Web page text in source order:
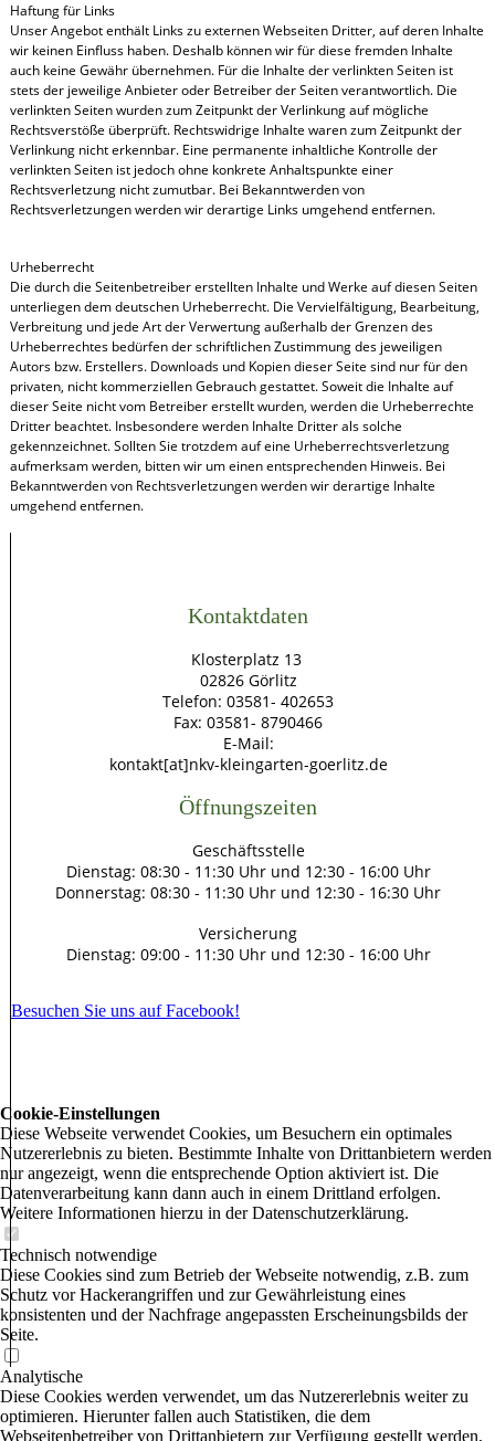
Haftung für Links
Unser Angebot enthält Links zu externen Webseiten Dritter, auf deren Inhalte
wir keinen Einfluss haben. Deshalb können wir für diese fremden Inhalte
auch keine Gewähr übernehmen. Für die Inhalte der verlinkten Seiten ist
stets der jeweilige Anbieter oder Betreiber der Seiten verantwortlich. Die
verlinkten Seiten wurden zum Zeitpunkt der Verlinkung auf mögliche
Rechtsverstöße überprüft. Rechtswidrige Inhalte waren zum Zeitpunkt der
Verlinkung nicht erkennbar. Eine permanente inhaltliche Kontrolle der
verlinkten Seiten ist jedoch ohne konkrete Anhaltspunkte einer
Rechtsverletzung nicht zumutbar. Bei Bekanntwerden von
Rechtsverletzungen werden wir derartige Links umgehend entfernen.
Urheberrecht
Die durch die Seitenbetreiber erstellten Inhalte und Werke auf diesen Seiten
unterliegen dem deutschen Urheberrecht. Die Vervielfältigung, Bearbeitung,
Verbreitung und jede Art der Verwertung außerhalb der Grenzen des
Urheberrechtes bedürfen der schriftlichen Zustimmung des jeweiligen
Autors bzw. Erstellers. Downloads und Kopien dieser Seite sind nur für den
privaten, nicht kommerziellen Gebrauch gestattet. Soweit die Inhalte auf
dieser Seite nicht vom Betreiber erstellt wurden, werden die Urheberrechte
Dritter beachtet. Insbesondere werden Inhalte Dritter als solche
gekennzeichnet. Sollten Sie trotzdem auf eine Urheberrechtsverletzung
aufmerksam werden, bitten wir um einen entsprechenden Hinweis. Bei
Bekanntwerden von Rechtsverletzungen werden wir derartige Inhalte
umgehend entfernen.
Kontaktdaten
Klosterplatz 13
02826 Görlitz
Telefon: 03581- 402653
Fax: 03581- 8790466
E-Mail:
kontakt[at]nkv-kleingarten-goerlitz.de
Öffnungszeiten
Geschäftsstelle
Dienstag: 08:30 - 11:30 Uhr und 12:30 - 16:00 Uhr
Donnerstag: 08:30 - 11:30 Uhr und 12:30 - 16:30 Uhr
Versicherung
Dienstag: 09:00 - 11:30 Uhr und 12:30 - 16:00 Uhr
Besuchen Sie uns auf Facebook!
Cookie-Einstellungen
Diese Webseite verwendet Cookies, um Besuchern ein optimales
Nutzererlebnis zu bieten. Bestimmte Inhalte von Drittanbietern werden
nur angezeigt, wenn die entsprechende Option aktiviert ist. Die
Datenverarbeitung kann dann auch in einem Drittland erfolgen.
Weitere Informationen hierzu in der Datenschutzerklärung.
Technisch notwendige
Diese Cookies sind zum Betrieb der Webseite notwendig, z.B. zum
Schutz vor Hackerangriffen und zur Gewährleistung eines
konsistenten und der Nachfrage angepassten Erscheinungsbilds der
Seite.
Analytische
Diese Cookies werden verwendet, um das Nutzererlebnis weiter zu
optimieren. Hierunter fallen auch Statistiken, die dem
Webseitenbetreiber von Drittanbietern zur Verfügung gestellt werden,